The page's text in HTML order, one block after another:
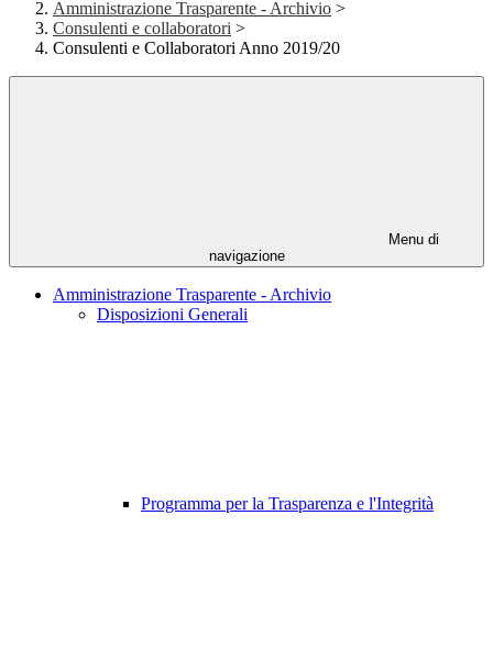
Amministrazione Trasparente - Archivio >
Consulenti e collaboratori >
Consulenti e Collaboratori Anno 2019/20
Menu di
navigazione
Amministrazione Trasparente - Archivio
Disposizioni Generali
Programma per la Trasparenza e l'Integrità